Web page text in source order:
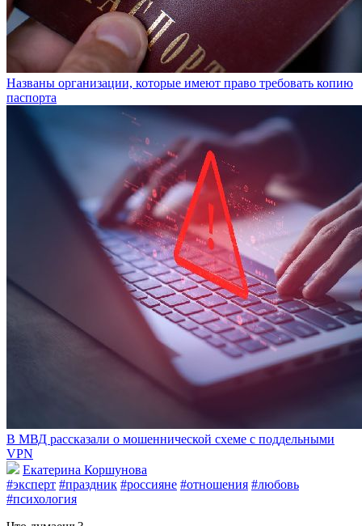
Названы организации, которые имеют право требовать копию
паспорта
В МВД рассказали о мошеннической схеме с поддельными
VPN
Екатерина Коршунова
#эксперт #праздник #россияне #отношения #любовь
#психология